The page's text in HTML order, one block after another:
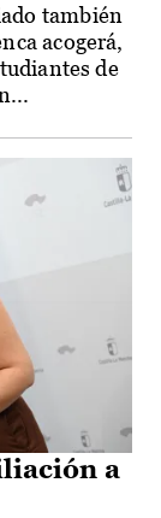
también
acogerá,
de
a